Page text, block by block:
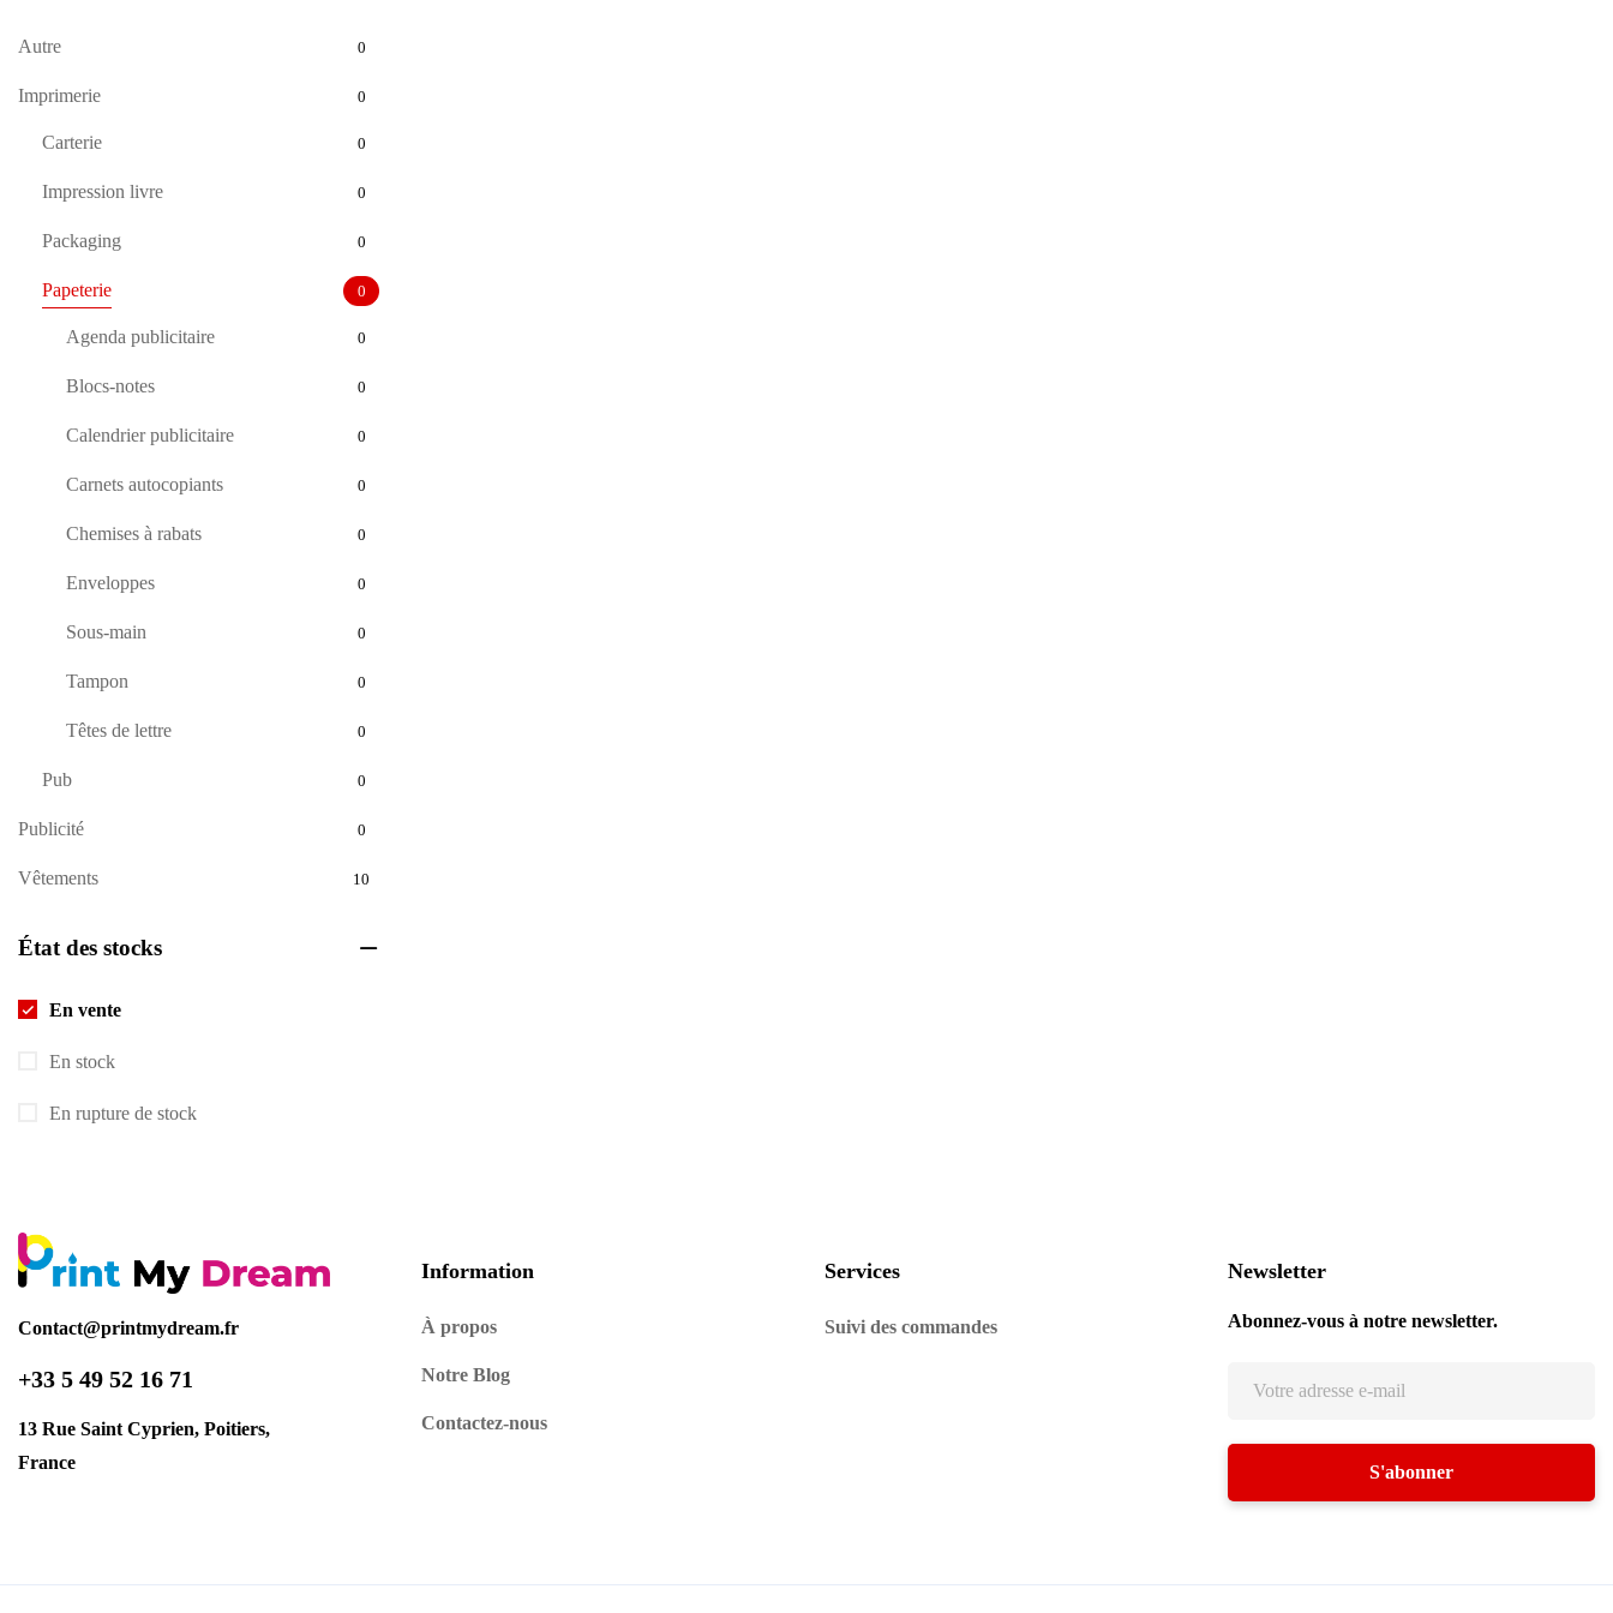
Autre 0
Imprimerie 0
Carterie 0
Impression livre 0
Packaging 0
Papeterie 0
Agenda publicitaire 0
Blocs-notes 0
Calendrier publicitaire 0
Carnets autocopiants 0
Chemises à rabats 0
Enveloppes 0
Sous-main 0
Tampon 0
Têtes de lettre 0
Pub 0
Publicité 0
Vêtements 10
État des stocks
En vente
En stock
En rupture de stock
Contact@printmydream.fr
+33 5 49 52 16 71
13 Rue Saint Cyprien, Poitiers,
France
Information
À propos
Notre Blog
Contactez-nous
Services
Suivi des commandes
Newsletter
Abonnez-vous à notre newsletter.